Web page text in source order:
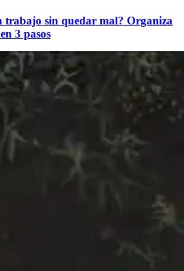
trabajo sin quedar mal? Organiza
3 pasos